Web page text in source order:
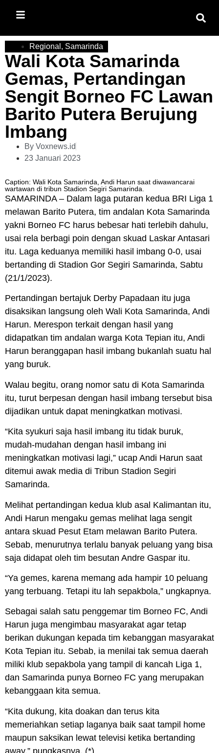
Regional , Samarinda
Wali Kota Samarinda
Gemas, Pertandingan
Sengit Borneo FC Lawan
Barito Putera Berujung
Imbang
By Voxnews.id
23 Januari 2023
Caption: Wali Kota Samarinda, Andi Harun saat diwawancarai
wartawan di tribun Stadion Segiri Samarinda.
SAMARINDA – Dalam laga putaran kedua BRI Liga 1
melawan Barito Putera, tim andalan Kota Samarinda
yakni Borneo FC harus bebesar hati terlebih dahulu,
usai rela berbagi poin dengan skuad Laskar Antasari
itu. Laga keduanya memiliki hasil imbang 0-0, usai
bertanding di Stadion Gor Segiri Samarinda, Sabtu
(21/1/2023).
Pertandingan bertajuk Derby Papadaan itu juga
disaksikan langsung oleh Wali Kota Samarinda, Andi
Harun. Merespon terkait dengan hasil yang
didapatkan tim andalan warga Kota Tepian itu, Andi
Harun beranggapan hasil imbang bukanlah suatu hal
yang buruk.
Walau begitu, orang nomor satu di Kota Samarinda
itu, turut berpesan dengan hasil imbang tersebut bisa
dijadikan untuk dapat meningkatkan motivasi.
“Kita syukuri saja hasil imbang itu tidak buruk,
mudah-mudahan dengan hasil imbang ini
meningkatkan motivasi lagi,” ucap Andi Harun saat
ditemui awak media di Tribun Stadion Segiri
Samarinda.
Melihat pertandingan kedua klub asal Kalimantan itu,
Andi Harun mengaku gemas melihat laga sengit
antara skuad Pesut Etam melawan Barito Putera.
Sebab, menurutnya terlalu banyak peluang yang bisa
saja didapat oleh tim besutan Andre Gaspar itu.
“Ya gemes, karena memang ada hampir 10 peluang
yang terbuang. Tetapi itu lah sepakbola,” ungkapnya.
Sebagai salah satu penggemar tim Borneo FC, Andi
Harun juga mengimbau masyarakat agar tetap
berikan dukungan kepada tim kebanggan masyarakat
Kota Tepian itu. Sebab, ia menilai tak semua daerah
miliki klub sepakbola yang tampil di kancah Liga 1,
dan Samarinda punya Borneo FC yang merupakan
kebanggaan kita semua.
“Kita dukung, kita doakan dan terus kita
memeriahkan setiap laganya baik saat tampil home
maupun saksikan lewat televisi ketika bertanding
away,” pungkasnya. (*)